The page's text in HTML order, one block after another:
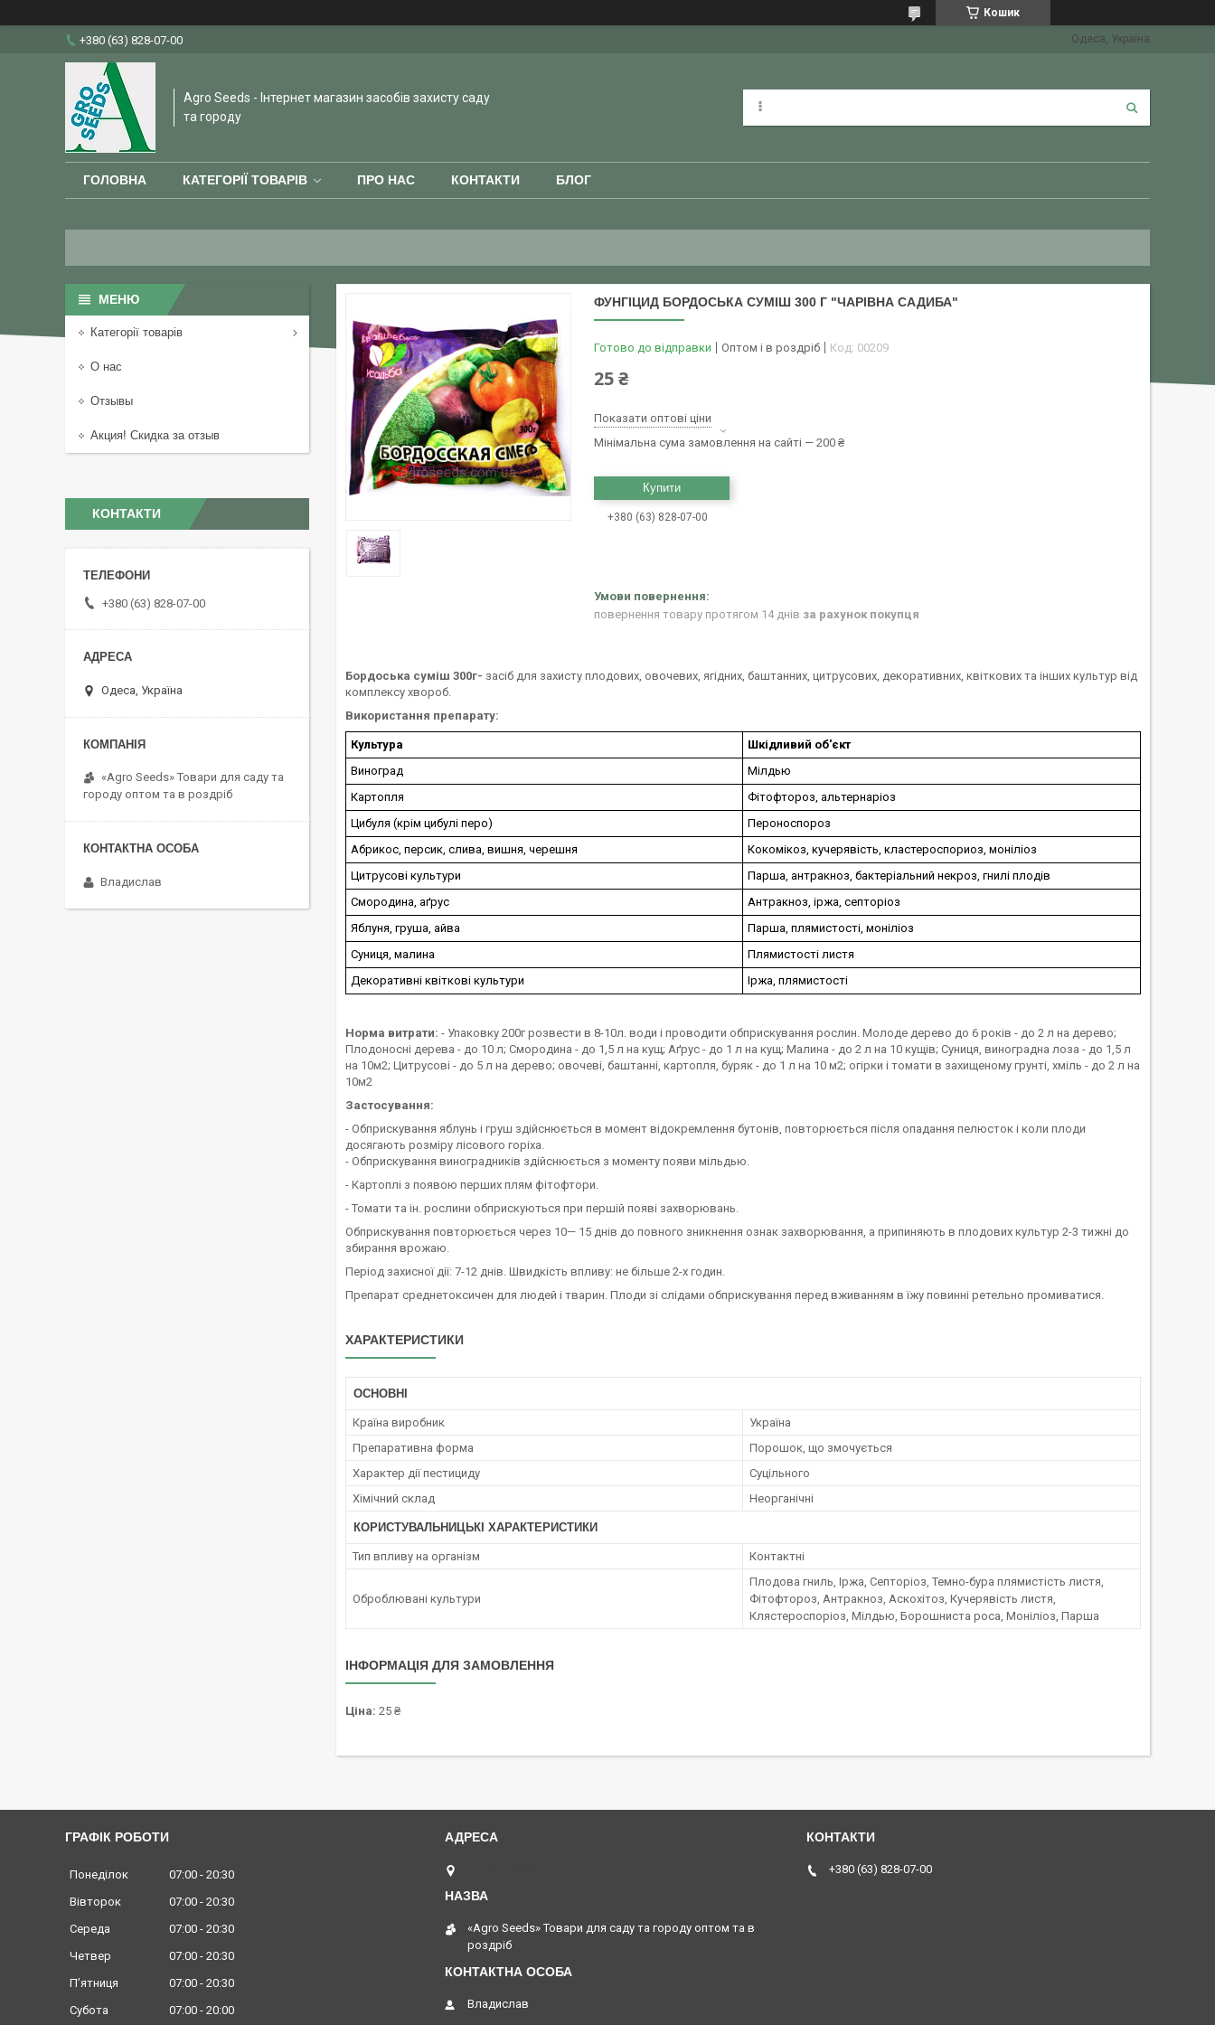
Кошик
+380 (63) 828-07-00 Одеса, Україна
Agro Seeds - Інтернет магазин засобів захисту саду
та городу
ГОЛОВНА КАТЕГОРІЇ ТОВАРІВ ПРО НАС КОНТАКТИ БЛОГ
ФУНГІЦИД БОРДОСЬКА СУМІШ 300 Г "ЧАРІВНА САДИБА"
Готово до відправки Оптом і в роздріб Код: 00209
25 ₴
Показати оптові ціни
Мінімальна сума замовлення на сайті — 200 ₴
Купити
+380 (63) 828-07-00
повернення товару протягом 14 днів за рахунок покупця
Бордоська суміш 300г- засіб для захисту плодових, овочевих, ягідних, баштанних, цитрусових, декоративних, квіткових та інших культур від
комплексу хвороб.
Використання препарату:
Культура
Шкідливий об'єкт
Виноград
Мілдью
Картопля
Фітофтороз, альтернаріоз
Цибуля (крім цибулі перо)
Пероноспороз
Абрикос, персик, слива, вишня, черешня
Кокомікоз, кучерявість, кластероспориоз, моніліоз
Цитрусові культури
Парша, антракноз, бактеріальний некроз, гнилі плодів
Смородина, аґрус
Антракноз, іржа, септоріоз
Яблуня, груша, айва
Парша, плямистості, моніліоз
Суниця, малина
Плямистості листя
Декоративні квіткові культури
Іржа, плямистості
Норма витрати: - Упаковку 200г розвести в 8-10л. води і проводити обприскування рослин. Молоде дерево до 6 років - до 2 л на дерево;
Плодоносні дерева - до 10 л; Смородина - до 1,5 л на кущ; Аґрус - до 1 л на кущ; Малина - до 2 л на 10 кущів; Суниця, виноградна лоза - до 1,5 л
на 10м2; Цитрусові - до 5 л на дерево; овочеві, баштанні, картопля, буряк - до 1 л на 10 м2; огірки і томати в захищеному грунті, хміль - до 2 л на
10м2
Застосування:
- Обприскування яблунь і груш здійснюється в момент відокремлення бутонів, повторюється після опадання пелюсток і коли плоди
досягають розміру лісового горіха.
- Обприскування виноградників здійснюється з моменту появи мільдью.
- Картоплі з появою перших плям фітофтори.
- Томати та ін. рослини обприскуються при першій появі захворювань.
Обприскування повторюється через 10— 15 днів до повного зникнення ознак захворювання, а припиняють в плодових культур 2-3 тижні до
збирання врожаю.
Період захисної дії: 7-12 днів. Швидкість впливу: не більше 2-х годин.
Препарат среднетоксичен для людей і тварин. Плоди зі слідами обприскування перед вживанням в їжу повинні ретельно промиватися.
ХАРАКТЕРИСТИКИ
ОСНОВНІ
Країна виробник
Україна
Препаративна форма
Порошок, що змочується
Характер дії пестициду
Суцільного
Хімічний склад
Неорганічні
КОРИСТУВАЛЬНИЦЬКІ ХАРАКТЕРИСТИКИ
Тип впливу на організм Контактні
Оброблювані культури
Плодова гниль, Іржа, Септоріоз, Темно-бура плямистість листя,
Фітофтороз, Антракноз, Аскохітоз, Кучерявість листя,
Клястероспоріоз, Мілдью, Борошниста роса, Моніліоз, Парша
ІНФОРМАЦІЯ ДЛЯ ЗАМОВЛЕННЯ
Ціна: 25 ₴
Категорії товарів
О нас
Отзывы
Акция! Скидка за отзыв
КОНТАКТИ
+380 (63) 828-07-00
Одеса, Україна
«Agro Seeds» Товари для саду та
городу оптом та в роздріб
Владислав
ГРАФІК РОБОТИ
Понеділок 07:00
20:30
Вівторок
07:00
20:30
Середа
07:00
20:30
Четвер
07:00
20:30
Пʼятниця
07:00
20:30
Субота
07:00 20:00
«Agro Seeds» Товари для саду та городу оптом та в
роздріб
Владислав
+380 (63) 828-07-00